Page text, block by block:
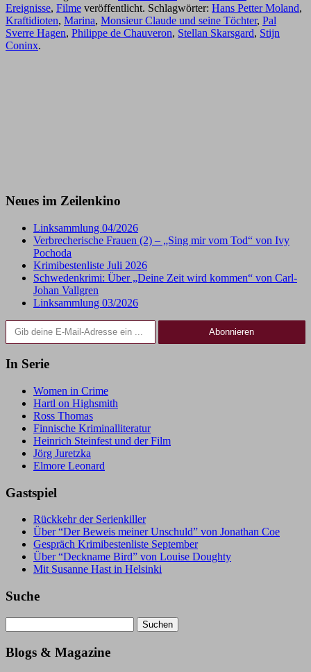
Ereignisse, Filme veröffentlicht. Schlagwörter: Hans Petter Moland,
Kraftidioten, Marina, Monsieur Claude und seine Töchter, Pal
Sverre Hagen, Philippe de Chauveron, Stellan Skarsgard, Stijn
Coninx.
Neues im Zeilenkino
Linksammlung 04/2026
Verbrecherische Frauen (2) – „Sing mir vom Tod“ von Ivy
Pochoda
Krimibestenliste Juli 2026
Schwedenkrimi: Über „Deine Zeit wird kommen“ von Carl-
Johan Vallgren
Linksammlung 03/2026
Gib deine E-Mail-Adresse ein ...
Abonnieren
In Serie
Women in Crime
Hartl on Highsmith
Ross Thomas
Finnische Kriminalliteratur
Heinrich Steinfest und der Film
Jörg Juretzka
Elmore Leonard
Gastspiel
Rückkehr der Serienkiller
Über “Der Beweis meiner Unschuld” von Jonathan Coe
Gespräch Krimibestenliste September
Über “Deckname Bird” von Louise Doughty
Mit Susanne Hast in Helsinki
Suche
nach:
Blogs & Magazine